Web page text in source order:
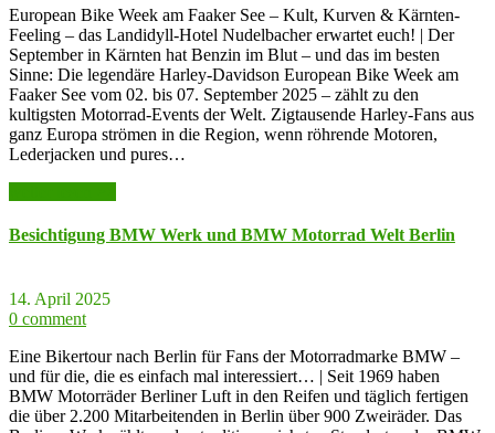
European Bike Week am Faaker See – Kult, Kurven & Kärnten-
Feeling – das Landidyll-Hotel Nudelbacher erwartet euch! | Der
September in Kärnten hat Benzin im Blut – und das im besten
Sinne: Die legendäre Harley-Davidson European Bike Week am
Faaker See vom 02. bis 07. September 2025 – zählt zu den
kultigsten Motorrad-Events der Welt. Zigtausende Harley-Fans aus
ganz Europa strömen in die Region, wenn röhrende Motoren,
Lederjacken und pures…
Besichtigung BMW Werk und BMW Motorrad Welt Berlin
14. April 2025
0 comment
Eine Bikertour nach Berlin für Fans der Motorradmarke BMW –
und für die, die es einfach mal interessiert… | Seit 1969 haben
BMW Motorräder Berliner Luft in den Reifen und täglich fertigen
die über 2.200 Mitarbeitenden in Berlin über 900 Zweiräder. Das